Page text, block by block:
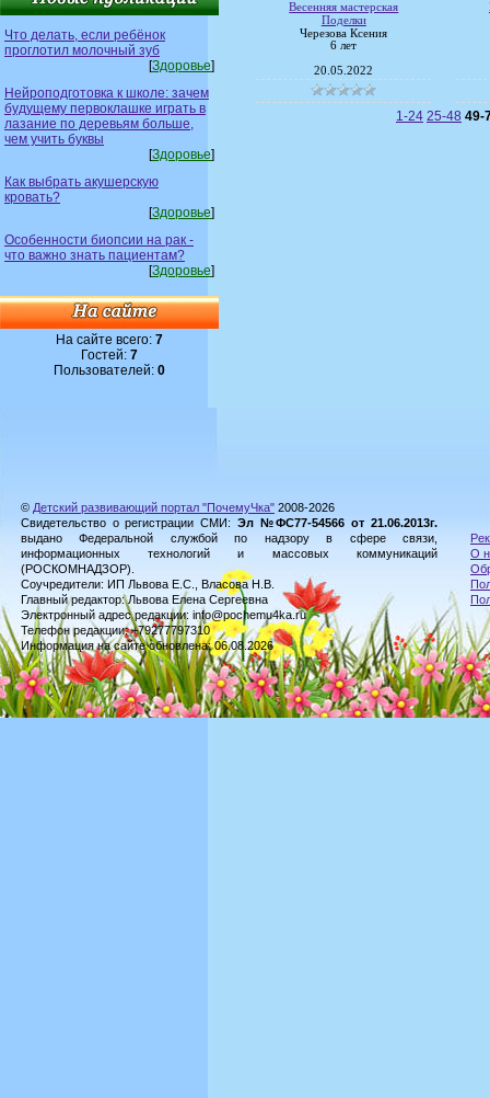
Что делать, если ребёнок
проглотил молочный зуб
[Здоровье]
Нейроподготовка к школе: зачем
будущему первоклашке играть в
лазание по деревьям больше,
чем учить буквы
[Здоровье]
Как выбрать акушерскую
кровать?
[Здоровье]
Особенности биопсии на рак -
что важно знать пациентам?
[Здоровье]
На сайте всего: 7
Гостей: 7
Пользователей: 0
Весенняя мастерская
Поделки
Черезова Ксения
6 лет
20.05.2022
1-24 25-48 49-
© Детский развивающий портал "ПочемуЧка" 2008-2026
Свидетельство о регистрации СМИ: Эл №ФС77-54566 от 21.06.2013г.
выдано Федеральной службой по надзору в сфере связи,
информационных технологий и массовых коммуникаций
(РОСКОМНАДЗОР).
Соучредители: ИП Львова Е.С., Власова Н.В.
Главный редактор: Львова Елена Сергеевна
Электронный адрес редакции: info@pochemu4ka.ru
Телефон редакции: +79277797310
Информация на сайте обновлена: 06.08.2026
О